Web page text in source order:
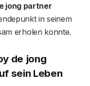
jong partner
in seinem
erholen konnte.
de jong
sein Leben